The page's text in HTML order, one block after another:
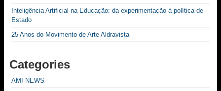
Inteligência Artificial na Educação: da experimentação à política de
Estado
25 Anos do Movimento de Arte Aldravista
Categories
AMI NEWS